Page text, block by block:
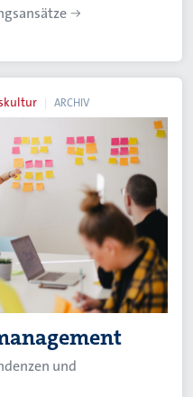
ARCHIV
und